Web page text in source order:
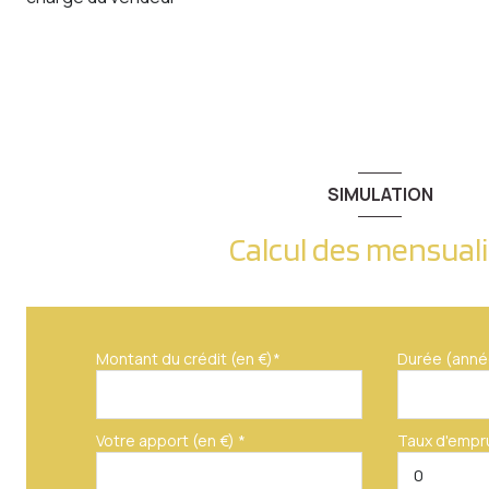
SIMULATION
Calcul des
Montant du crédit (en €)* Durée
Votre apport (en €) * Taux